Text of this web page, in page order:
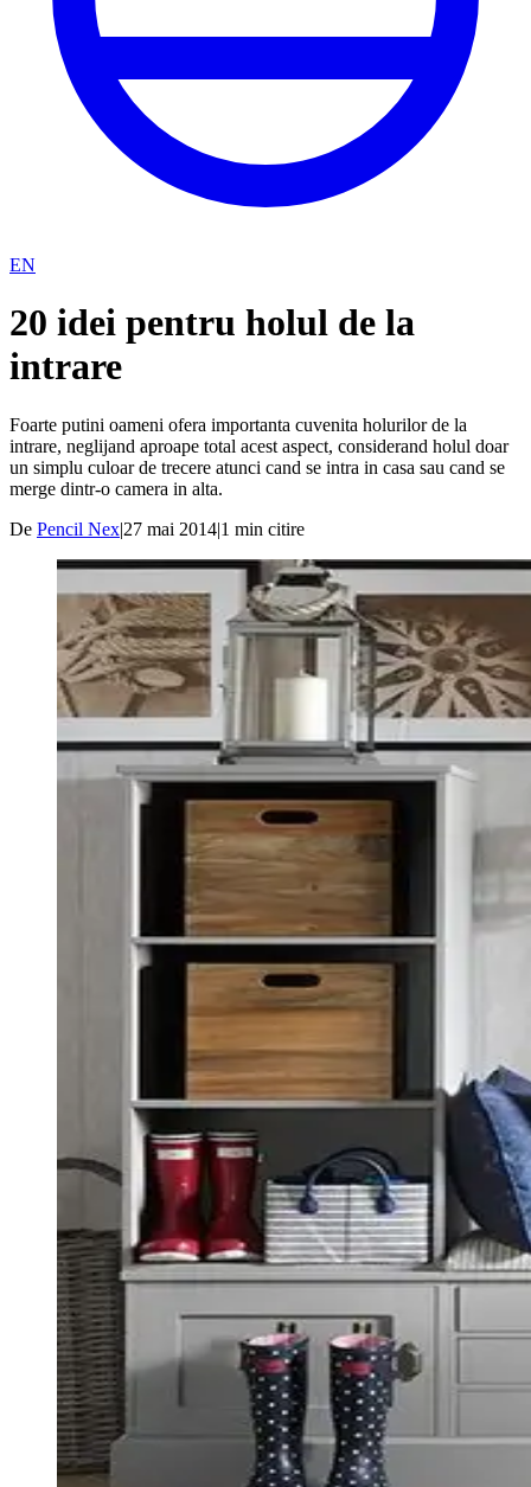
EN
20 idei pentru holul de la
intrare
Foarte putini oameni ofera importanta cuvenita holurilor de la
intrare, neglijand aproape total acest aspect, considerand holul doar
un simplu culoar de trecere atunci cand se intra in casa sau cand se
merge dintr-o camera in alta.
De Pencil Nex|27 mai 2014|1 min citire